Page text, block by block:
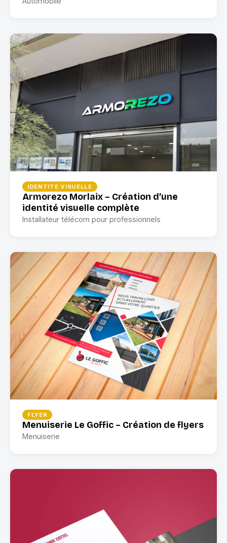
IDENTITÉ VISUELLE
Armorezo Morlaix – Création d’une
identité visuelle complète
Installateur télécom pour professionnels
FLYER
Menuiserie Le Goffic – Création de flyers
Menuiserie